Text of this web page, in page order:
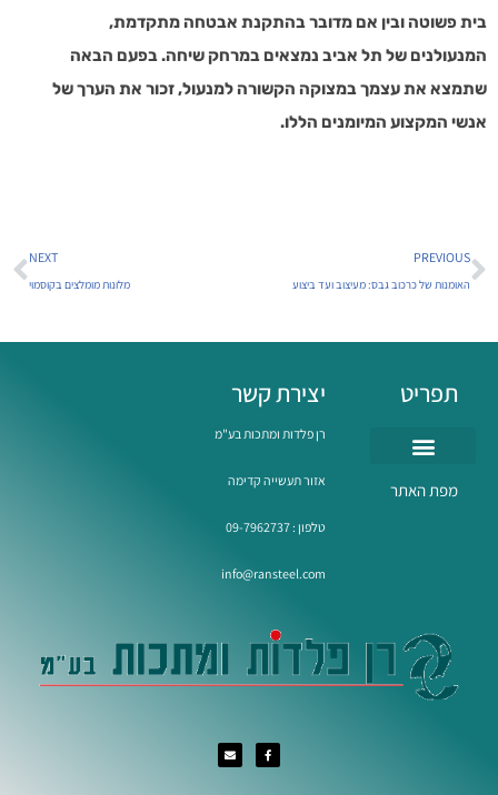
בית פשוטה ובין אם מדובר בהתקנת אבטחה מתקדמת,
המנעולנים של תל אביב נמצאים במרחק שיחה. בפעם הבאה
שתמצא את עצמך במצוקה הקשורה למנעול, זכור את הערך של
אנשי המקצוע המיומנים הללו.
PREVIOUS
האומנות של כרכוב גבס: מעיצוב ועד ביצוע
NEXT
מלונות מומלצים בקוסמוי
תפריט
מפת האתר
יצירת קשר
רן פלדות ומתכות בע"מ
אזור תעשייה קדימה
טלפון :09-7962737
info@ransteel.com